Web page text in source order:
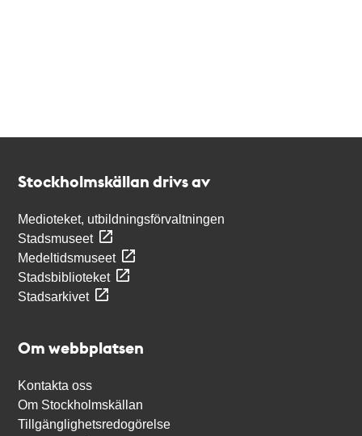
Stockholmskällan drivs av
Medioteket, utbildningsförvaltningen
Stadsmuseet
Medeltidsmuseet
Stadsbiblioteket
Stadsarkivet
Om webbplatsen
Kontakta oss
Om Stockholmskällan
Tillgänglighetsredogörelse